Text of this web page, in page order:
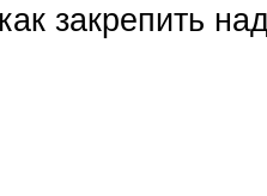
закрепить